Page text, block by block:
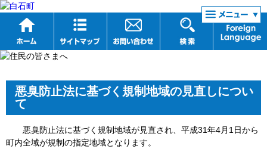
リンク集
悪臭防止法に基づく規制地域の見直しについ
て
悪臭防止法に基づく規制地域が見直され、平成31年4月1日から
町内全域が規制の指定地域となります。